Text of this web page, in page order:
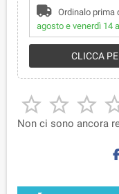
Ordinalo prima
agosto e venerdì 14
CLICCA
  
Non ci sono ancora